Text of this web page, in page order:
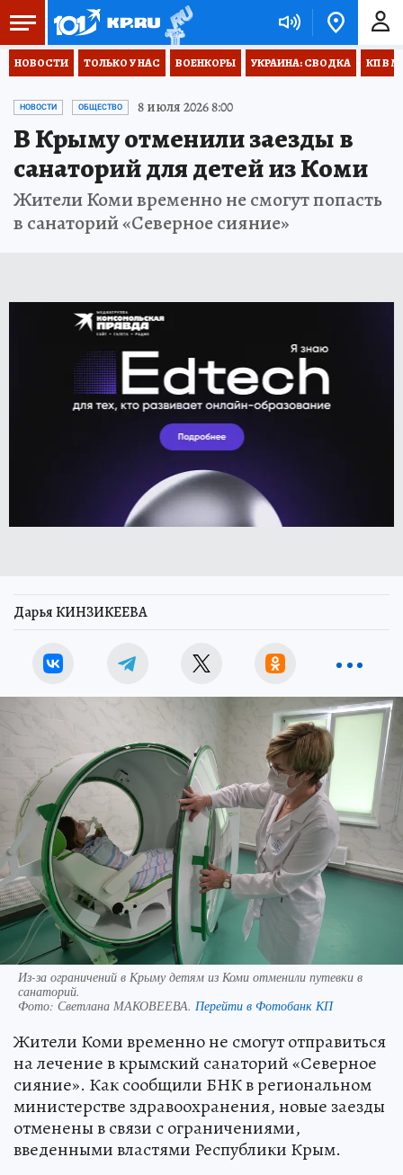
НОВОСТИ ТОЛЬКО У НАС ВОЕНКОРЫ УКРАИНА: СВОДКА КП В
НОВОСТИ ОБЩЕСТВО 8 июля 2026 8:00
В Крыму отменили заезды в
санаторий для детей из Коми
Жители Коми временно не смогут попасть
в санаторий «Северное сияние»
Дарья КИНЗИКЕЕВА
Из-за ограничений в Крыму детям из Коми отменили путевки в
санаторий.
Фото: Светлана МАКОВЕЕВА. Перейти в Фотобанк КП
Жители Коми временно не смогут отправиться
на лечение в крымский санаторий «Северное
сияние». Как сообщили БНК в региональном
министерстве здравоохранения, новые заезды
отменены в связи с ограничениями,
введенными властями Республики Крым.